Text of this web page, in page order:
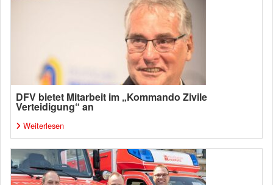
DFV bietet Mitarbeit im „Kommando Zivile
Verteidigung“ an
Weiterlesen